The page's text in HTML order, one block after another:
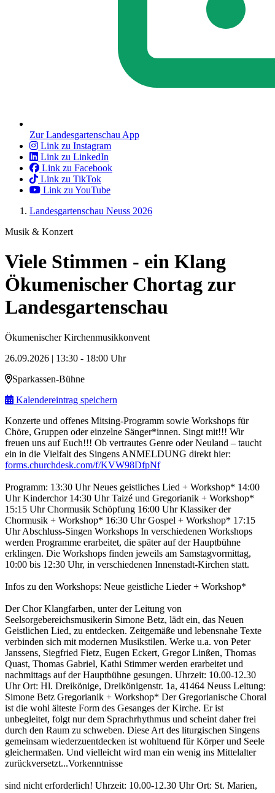
Zur Landesgartenschau App
Link zu Instagram
Link zu LinkedIn
Link zu Facebook
Link zu TikTok
Link zu YouTube
Landesgartenschau Neuss 2026
Musik & Konzert
Viele Stimmen - ein Klang
Ökumenischer Chortag zur
Landesgartenschau
Ökumenischer Kirchenmusikkonvent
26.09.2026 | 13:30 - 18:00 Uhr
Sparkassen-Bühne
Kalendereintrag speichern
Konzerte und offenes Mitsing-Programm sowie Workshops für
Chöre, Gruppen oder einzelne Sänger*innen. Singt mit!!! Wir
freuen uns auf Euch!!! Ob vertrautes Genre oder Neuland – taucht
ein in die Vielfalt des Singens ANMELDUNG direkt hier:
forms.churchdesk.com/f/KVW98DfpNf
Programm: 13:30 Uhr Neues geistliches Lied + Workshop* 14:00
Uhr Kinderchor 14:30 Uhr Taizé und Gregorianik + Workshop*
15:15 Uhr Chormusik Schöpfung 16:00 Uhr Klassiker der
Chormusik + Workshop* 16:30 Uhr Gospel + Workshop* 17:15
Uhr Abschluss-Singen Workshops In verschiedenen Workshops
werden Programme erarbeitet, die später auf der Hauptbühne
erklingen. Die Workshops finden jeweils am Samstagvormittag,
10:00 bis 12:30 Uhr, in verschiedenen Innenstadt-Kirchen statt.
Infos zu den Workshops: Neue geistliche Lieder + Workshop*
Der Chor Klangfarben, unter der Leitung von
Seelsorgebereichsmusikerin Simone Betz, lädt ein, das Neuen
Geistlichen Lied, zu entdecken. Zeitgemäße und lebensnahe Texte
verbinden sich mit modernen Musikstilen. Werke u.a. von Peter
Janssens, Siegfried Fietz, Eugen Eckert, Gregor Linßen, Thomas
Quast, Thomas Gabriel, Kathi Stimmer werden erarbeitet und
nachmittags auf der Hauptbühne gesungen. Uhrzeit: 10.00-12.30
Uhr Ort: Hl. Dreikönige, Dreikönigenstr. 1a, 41464 Neuss Leitung:
Simone Betz Gregorianik + Workshop* Der Gregorianische Choral
ist die wohl älteste Form des Gesanges der Kirche. Er ist
unbegleitet, folgt nur dem Sprachrhythmus und scheint daher frei
durch den Raum zu schweben. Diese Art des liturgischen Singens
gemeinsam wiederzuentdecken ist wohltuend für Körper und Seele
gleichermaßen. Und vielleicht wird man ein wenig ins Mittelalter
zurückversetzt...Vorkenntnisse
sind nicht erforderlich! Uhrzeit: 10.00-12.30 Uhr Ort: St. Marien,